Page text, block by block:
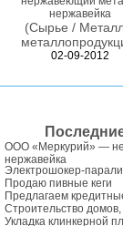
нержавейка
(Сырье /
02-09-2012
ООО «Меркурий» —
нержавейка
Электрошокер-
Продаю пивные кеги
Предлагаем
Строительство
Укладка клинкерной